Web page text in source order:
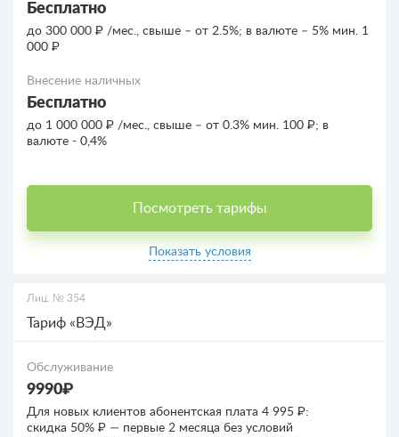
Бесплатно
до 300 000 ₽ /мес., свыше – от 2.5%; в валюте – 5% мин. 1
000 ₽
Внесение наличных
Бесплатно
до 1 000 000 ₽ /мес., свыше – от 0.3% мин. 100 ₽; в
валюте - 0,4%
Посмотреть тарифы
Показать условия
Лиц. № 354
Тариф «ВЭД»
Обслуживание
9990₽
Для новых клиентов абонентская плата 4 995 ₽:
скидка 50% ₽ — первые 2 месяца без условий